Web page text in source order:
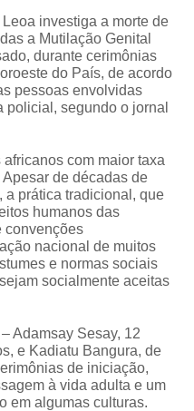
investiga a morte de
a Mutilação Genital
durante cerimônias
do País, de acordo
pessoas envolvidas
policial, segundo o jornal
com maior taxa
de décadas de
prática tradicional, que
humanos das
convenções
nacional de muitos
e normas sociais
socialmente aceitas
Adamsay Sesay, 12
e Kadiatu Bangura, de
de iniciação,
à vida adulta e um
em algumas culturas.